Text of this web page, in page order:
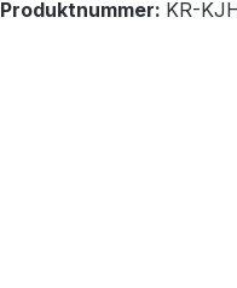
Produktnummer: KR-